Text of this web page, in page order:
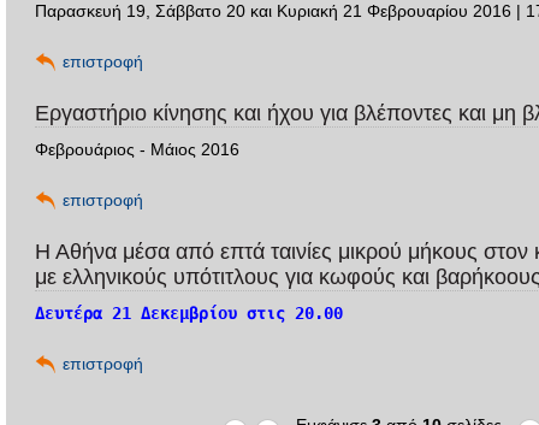
Παρασκευή 19, Σάββατο 20 και Κυριακή 21 Φεβρουαρίου 2016 |
επιστροφή
Εργαστήριο κίνησης και ήχου για βλέποντες και μη
Φεβρουάριος - Μάιος 2016
επιστροφή
Η Αθήνα μέσα από επτά ταινίες μικρού μήκους
με ελληνικούς υπότιτλους για κωφούς και
Δευτέρα 21 Δεκεμβρίου στις 20.00
επιστροφή